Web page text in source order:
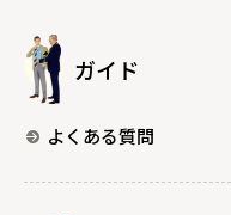
ガイド
よくある質問